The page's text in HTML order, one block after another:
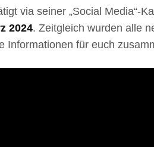
via seiner „Social Media“-
2024. Zeitgleich wurden alle
Informationen für euch